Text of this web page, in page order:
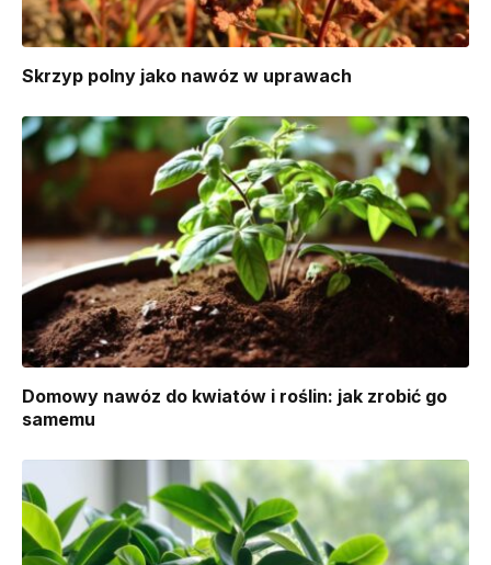
Skrzyp polny jako nawóz w uprawach
Domowy nawóz do kwiatów i roślin: jak zrobić go
samemu